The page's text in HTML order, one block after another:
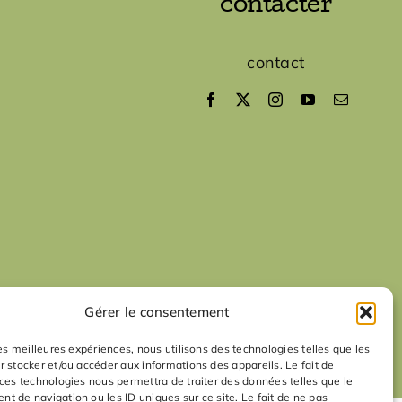
Gérer le consentement
meilleures expériences, nous utilisons des technologies telles que les
stocker et/ou accéder aux informations des appareils. Le fait de
technologies nous permettra de traiter des données telles que le
de navigation ou les ID uniques sur ce site. Le fait de ne pas
contacter
contact